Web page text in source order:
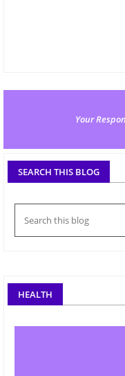
Your
SEARCH THIS BLOG
HEALTH